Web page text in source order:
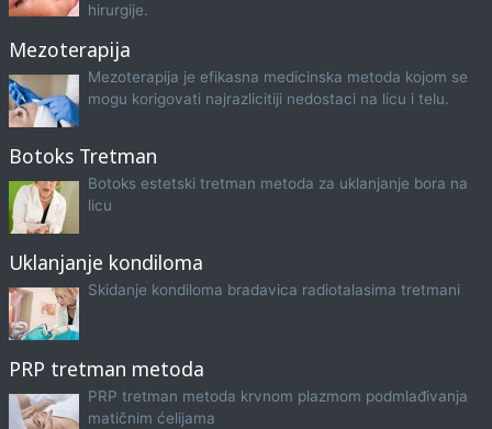
hirurgije.
Mezoterapija
Mezoterapija je efikasna medicinska metoda kojom se
mogu korigovati najrazlicitiji nedostaci na licu i telu.
Botoks Tretman
Botoks estetski tretman metoda za uklanjanje bora na
licu
Uklanjanje kondiloma
Skidanje kondiloma bradavica radiotalasima tretmani
PRP tretman metoda
PRP tretman metoda krvnom plazmom podmlađivanja
matičnim ćelijama